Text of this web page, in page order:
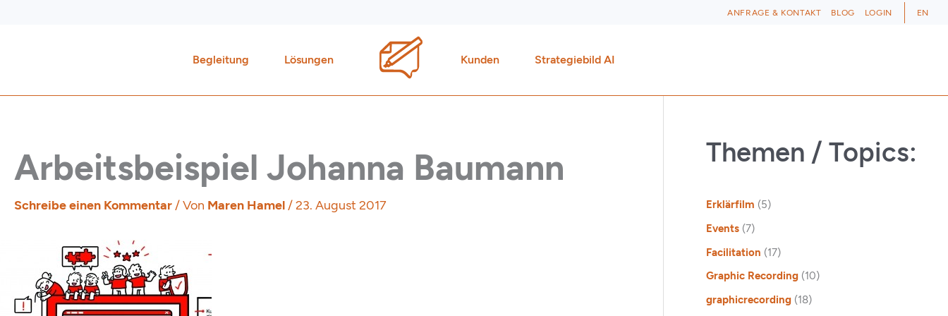
ANFRAGE & KONTAKT BLOG LOGIN EN
Begleitung Lösungen Kunden Strategiebild AI
Arbeitsbeispiel Johanna Baumann
Schreibe einen Kommentar/ Von Maren Hamel/23. August 2017
Themen / Topics:
Erklärfilm (5)
Events(7)
Facilitation (17)
Graphic Recording(10)
graphicrecording(18)